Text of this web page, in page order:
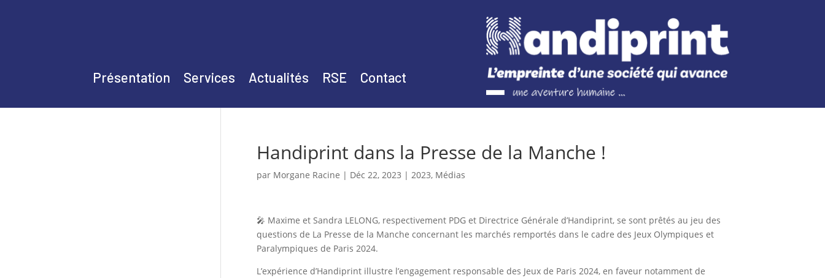
Présentation Services Actualités RSE Contact
Handiprint dans la Presse de la Manche !
par Morgane Racine | Déc 22, 2023 | 2023, Médias
🎤 Maxime et Sandra LELONG, respectivement PDG et Directrice Générale d’Handiprint, se sont prêtés au jeu des
questions de La Presse de la Manche concernant les marchés remportés dans le cadre des Jeux Olympiques et
Paralympiques de Paris 2024.
L’expérience d’Handiprint illustre l’engagement responsable des Jeux de Paris 2024, en faveur notamment de